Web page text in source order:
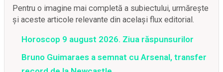
Pentru o imagine mai completă a subiectului, urmărește
și aceste articole relevante din același flux editorial.
Horoscop 9 august 2026. Ziua răspunsurilor
Bruno Guimaraes a semnat cu Arsenal, transfer